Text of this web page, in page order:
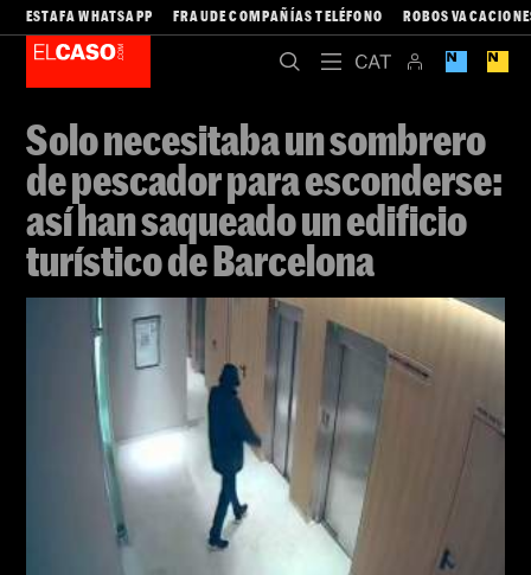
ESTAFA WHATSAPP FRAUDE COMPAÑÍAS TELÉFONO ROBOS
Solo necesitaba un sombrero
de pescador para esconderse:
así han saqueado un edificio
turístico de Barcelona